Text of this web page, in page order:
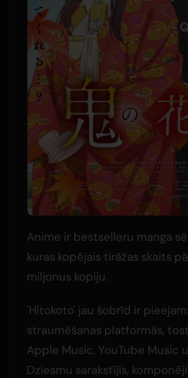
Anime ir bestselleru manga
kuras kopējais tirāžas skaits
miljonus kopiju.
'Hitokoto' jau šobrīd ir
straumēšanas platformās,
Apple Music, YouTube Music
Dziesmu sarakstījis,